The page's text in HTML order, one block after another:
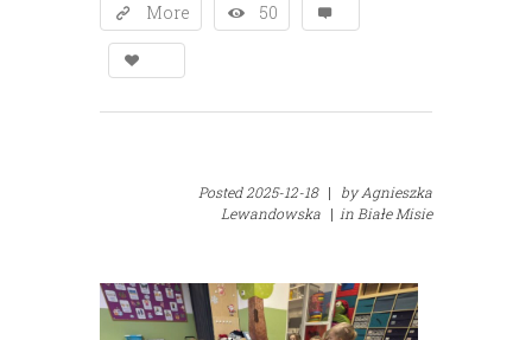
More 50
Posted2025-12-18 | byAgnieszka
Lewandowska | in Białe Misie